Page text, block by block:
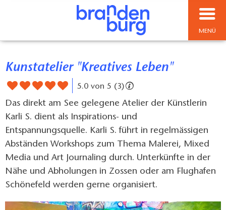
MENÜ
Kunstatelier "Kreatives Leben"
5.0 von 5 (3)
Das direkt am See gelegene Atelier der Künstlerin
Karli S. dient als Inspirations- und
Entspannungsquelle. Karli S. führt in regelmässigen
Abständen Workshops zum Thema Malerei, Mixed
Media und Art Journaling durch. Unterkünfte in der
Nähe und Abholungen in Zossen oder am Flughafen
Schönefeld werden gerne organisiert.